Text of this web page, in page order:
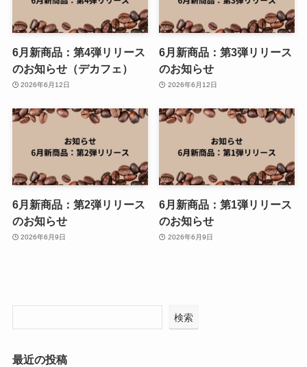
6月新商品：第4弾リリース
のお知らせ（デカフェ）
2026年6月12日
6月新商品：第3弾リリース
のお知らせ
2026年6月12日
6月新商品：第2弾リリース
のお知らせ
2026年6月9日
6月新商品：第1弾リリース
のお知らせ
2026年6月9日
検索
最近の投稿